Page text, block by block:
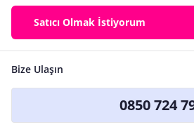
Satıcı Olmak İstiyorum
Bize Ulaşın
0850 724